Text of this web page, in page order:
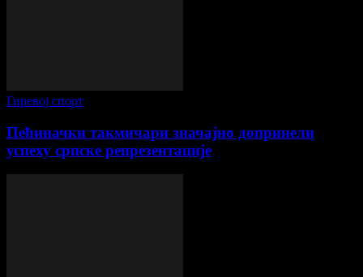
Гиревој спорт
Пећиначки такмичари значајно допринели
успеху српске репрезентације